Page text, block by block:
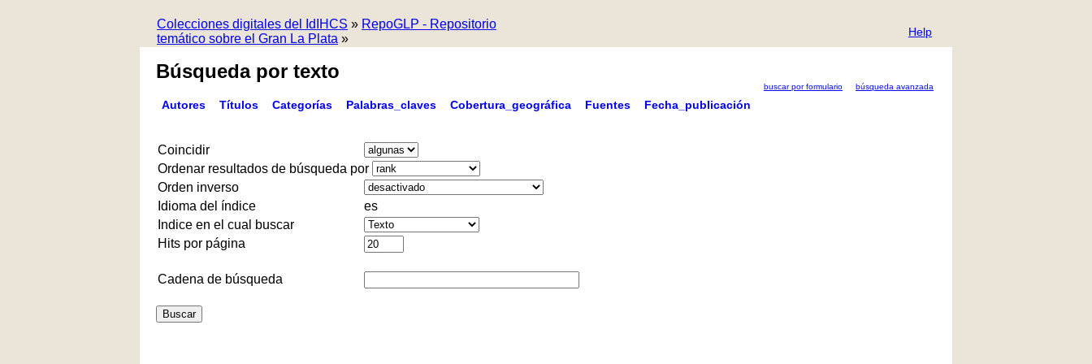
Colecciones digitales del IdIHCS » RepoGLP - Repositorio
temático sobre el Gran La Plata » Help
Búsqueda por texto
buscar por formulario búsqueda avanzada
Autores Títulos Categorías Palabras_claves Cobertura_geográfica Fuentes Fecha_publicación
Coincidir
Ordenar resultados de búsqueda por
Orden inverso
Idioma del índice
es
Indice en el cual buscar
Hits por página
Cadena de búsqueda